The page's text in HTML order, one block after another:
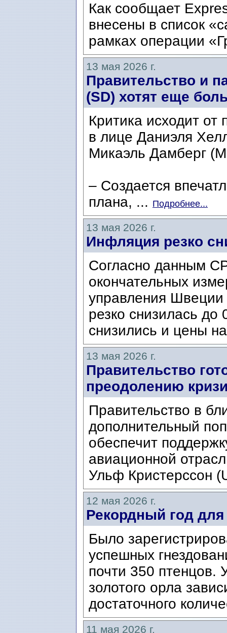
Как сообщает
внесены в список
рамках операции
13 мая 2026 г.
Правительство и
(SD) хотят еще
Критика исходит от
в лице Даниэля
Микаэль Дамберг
– Создается
плана, ... Подробнее...
13 мая 2026 г.
Инфляция резко
Согласно данным
окончательных
управления
резко снизилась
снизились и цены
13 мая 2026 г.
Правительство
преодолению
Правительство в
дополнительный
обеспечит
авиационной
Ульф Кристерссон
12 мая 2026 г.
Рекордный год для
Было
успешных
почти 350 птенцов.
золотого орла
достаточного
11 мая 2026 г.